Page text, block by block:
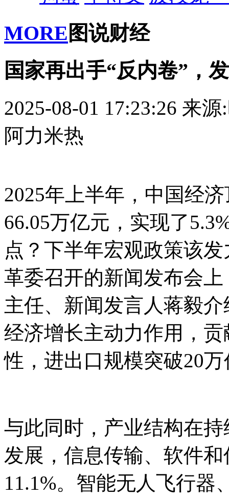
MORE 图说财经
国家再出手“反内卷”，
2025-08-01 17:23:26 来源
阿力米热
2025年上半年，中国经
66.05万亿元，实现了
点？下半年宏观政策
革委召开的新闻发布会
主任、新闻发言人蒋毅
经济增长主动力作用，
性，进出口规模突破20
与此同时，产业结构在
发展，信息传输、软件
11.1%。智能无人飞行器